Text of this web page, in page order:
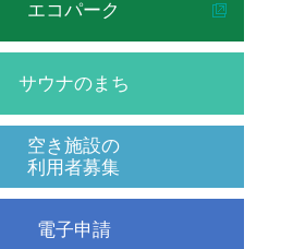
エコパーク
サウナのまち
空き施設の
利用者募集
電子申請